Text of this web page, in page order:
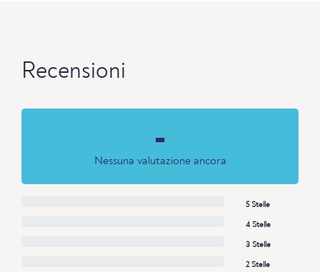
Recensioni
-
Nessuna valutazione ancora
5 Stelle
4 Stelle
3 Stelle
2 Stelle